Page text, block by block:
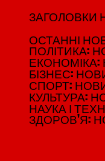
ЗАГОЛОВКИ
ОСТАННІ
ПОЛІТИКА:
ЕКОНОМІКА:
БІЗНЕС:
СПОРТ:
КУЛЬТУРА:
НАУКА І
ЗДОРОВ'Я:
ЗАГОЛОВКИ
ОСТАННІ
ПОЛІТИКА:
ЕКОНОМІКА:
БІЗНЕС:
СПОРТ:
КУЛЬТУРА:
НАУКА І
ЗДОРОВ'Я: